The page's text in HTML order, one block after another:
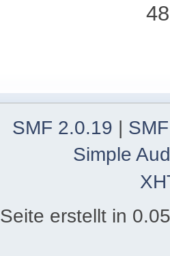
SMF 2.0.19 |
Simple
Seite erstellt in